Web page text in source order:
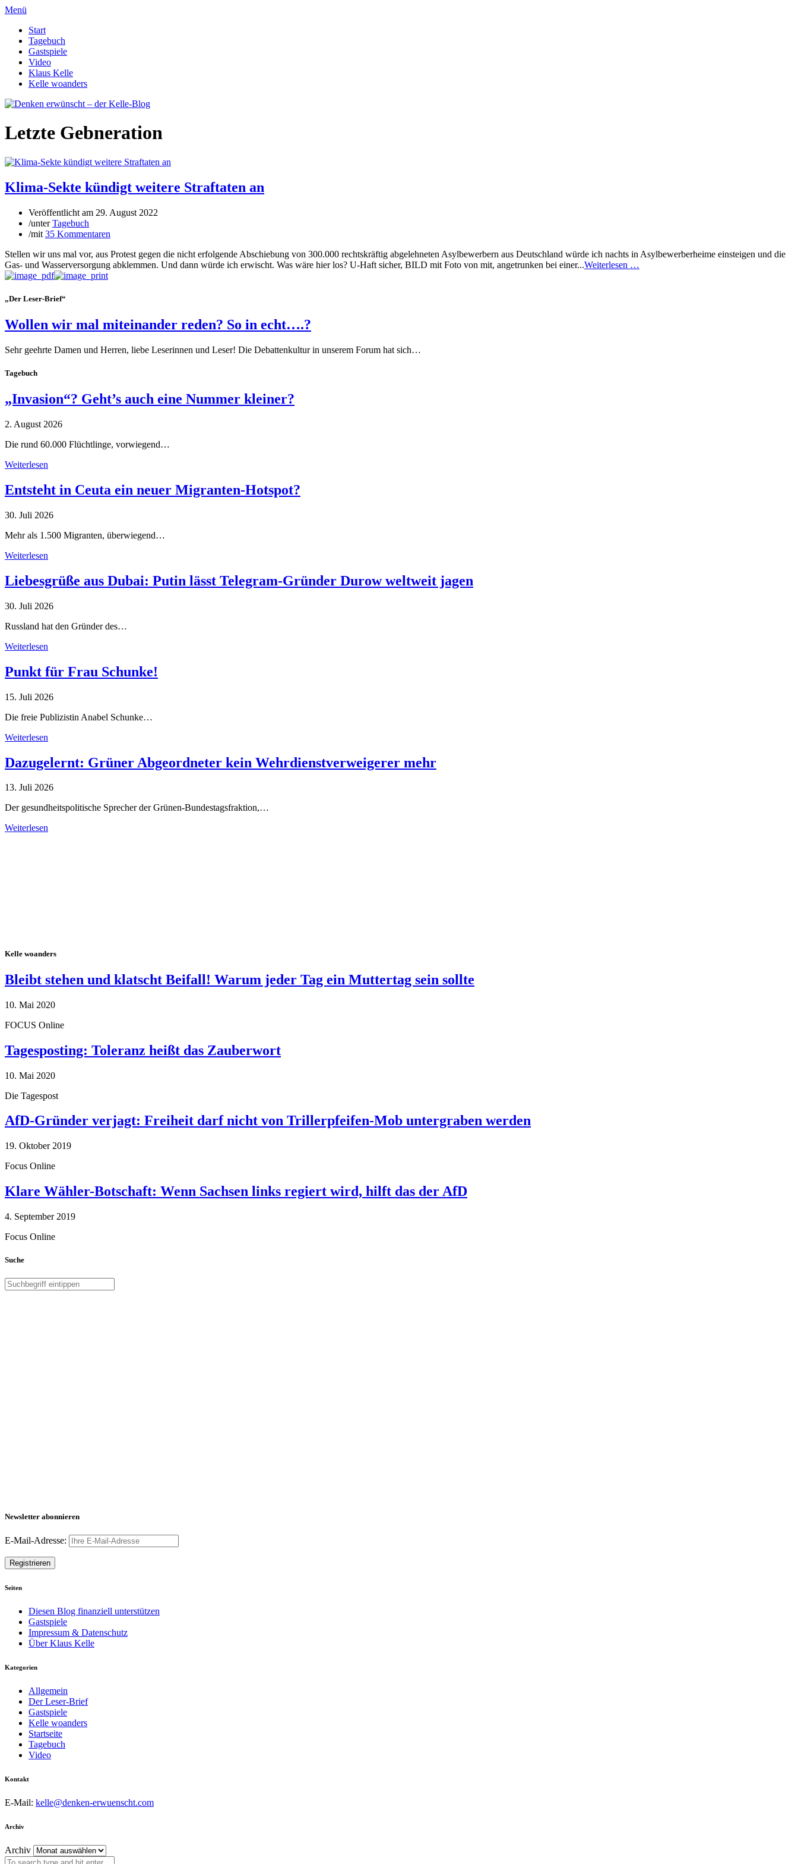
Menü
Start
Tagebuch
Gastspiele
Video
Klaus Kelle
Kelle woanders
Letzte Gebneration
Klima-Sekte kündigt weitere Straftaten an
Veröffentlicht am 29. August 2022
/unterTagebuch
/mit 35 Kommentaren
Stellen wir uns mal vor, aus Protest gegen die nicht erfolgende Abschiebung von 300.000 rechtskräftig abgelehneten Asylbewerbern aus Deutschland würde ich nachts in Asylbewerberheime einsteigen und die
Gas- und Wasserversorgung abklemmen. Und dann würde ich erwischt. Was wäre hier los? U-Haft sicher, BILD mit Foto von mit, angetrunken bei einer...Weiterlesen …
„Der Leser-Brief“
Wollen wir mal miteinander reden? So in echt….?
Sehr geehrte Damen und Herren, liebe Leserinnen und Leser! Die Debattenkultur in unserem Forum hat sich…
Tagebuch
„Invasion“? Geht’s auch eine Nummer kleiner?
2. August 2026
Die rund 60.000 Flüchtlinge, vorwiegend…
Weiterlesen
Entsteht in Ceuta ein neuer Migranten-Hotspot?
30. Juli 2026
Mehr als 1.500 Migranten, überwiegend…
Weiterlesen
Liebesgrüße aus Dubai: Putin lässt Telegram-Gründer Durow weltweit jagen
30. Juli 2026
Russland hat den Gründer des…
Weiterlesen
Punkt für Frau Schunke!
15. Juli 2026
Die freie Publizistin Anabel Schunke…
Weiterlesen
Dazugelernt: Grüner Abgeordneter kein Wehrdienstverweigerer mehr
13. Juli 2026
Der gesundheitspolitische Sprecher der Grünen-Bundestagsfraktion,…
Weiterlesen
Kelle woanders
Bleibt stehen und klatscht Beifall! Warum jeder Tag ein Muttertag sein sollte
10. Mai 2020
FOCUS Online
Tagesposting: Toleranz heißt das Zauberwort
10. Mai 2020
Die Tagespost
AfD-Gründer verjagt: Freiheit darf nicht von Trillerpfeifen-Mob untergraben werden
19. Oktober 2019
Focus Online
Klare Wähler-Botschaft: Wenn Sachsen links regiert wird, hilft das der AfD
4. September 2019
Focus Online
Suche
Newsletter abonnieren
E-Mail-Adresse:
Seiten
Diesen Blog finanziell unterstützen
Gastspiele
Impressum & Datenschutz
Über Klaus Kelle
Kategorien
Allgemein
Der Leser-Brief
Gastspiele
Kelle woanders
Startseite
Tagebuch
Video
Kontakt
E-Mail: kelle@denken-erwuenscht.com
Archiv
Archiv